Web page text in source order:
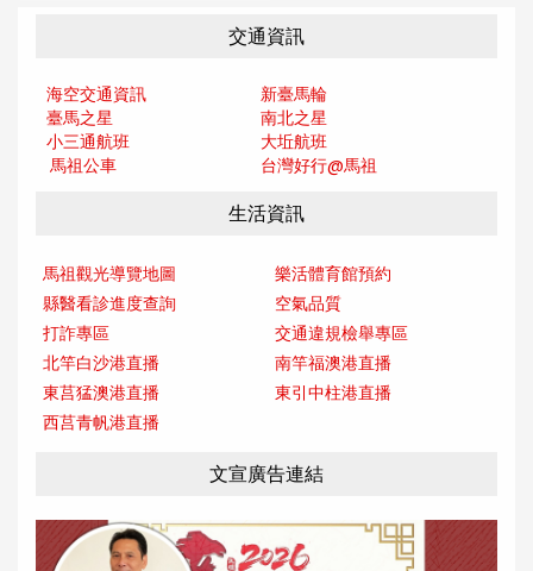
交通資訊
海空交通資訊
新臺馬輪
臺馬之星
南北之星
小三通航班
大坵航班
馬祖公車
台灣好行@馬祖
生活資訊
馬祖觀光導覽地圖
樂活體育館預約
縣醫看診進度查詢
空氣品質
打詐專區
交通違規檢舉專區
北竿白沙港直播
南竿福澳港直播
東莒猛澳港直播
東引中柱港直播
西莒青帆港直播
文宣廣告連結